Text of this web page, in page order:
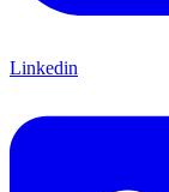
Linkedin